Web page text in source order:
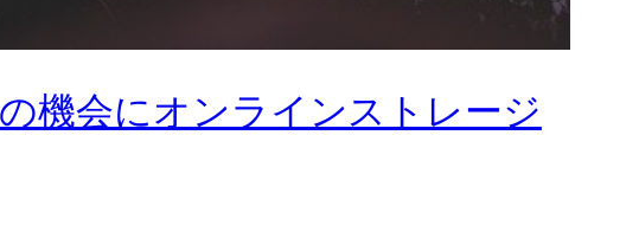
機会にオンラインストレージ